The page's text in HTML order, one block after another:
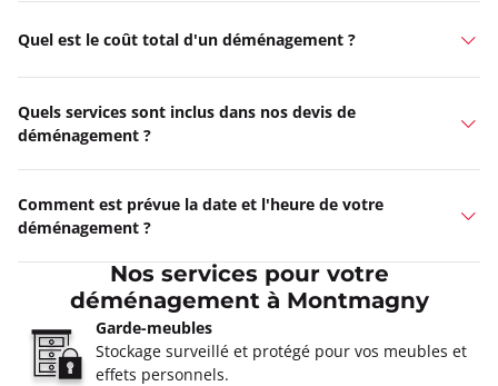
Quel est le coût total d'un déménagement ?
Quels services sont inclus dans nos devis de
déménagement ?
Comment est prévue la date et l'heure de votre
déménagement ?
Nos services pour votre
déménagement à Montmagny
Garde-meubles
Stockage surveillé et protégé pour vos meubles et
effets personnels.